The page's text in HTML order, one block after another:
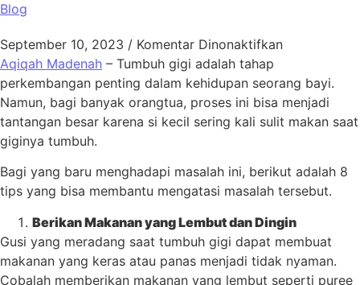
Blog
September 10, 2023 / Komentar Dinonaktifkanpada 8 Tips
Aqiqah Madenah – Tumbuh gigi adalah tahap
perkembangan penting dalam kehidupan seorang bayi.
Namun, bagi banyak orangtua, proses ini bisa menjadi
tantangan besar karena si kecil sering kali sulit makan saat
giginya tumbuh.
Bagi yang baru menghadapi masalah ini, berikut adalah 8
tips yang bisa membantu mengatasi masalah tersebut.
Berikan Makanan yang Lembut dan Dingin
Gusi yang meradang saat tumbuh gigi dapat membuat
makanan yang keras atau panas menjadi tidak nyaman.
Cobalah memberikan makanan yang lembut seperti puree